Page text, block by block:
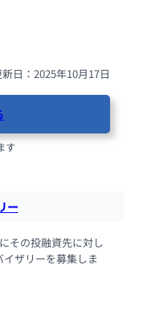
日：2025年10月17日
す
ー
その投融資先に対し
ザリーを募集しま